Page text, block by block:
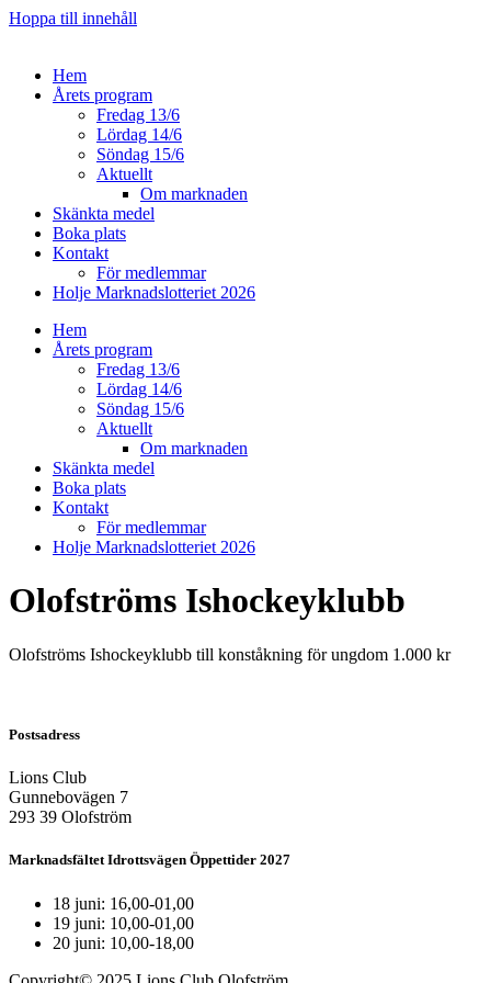
Hoppa till innehåll
Hem
Årets program
Fredag 13/6
Lördag 14/6
Söndag 15/6
Aktuellt
Om marknaden
Skänkta medel
Boka plats
Kontakt
För medlemmar
Holje Marknadslotteriet 2026
Hem
Årets program
Fredag 13/6
Lördag 14/6
Söndag 15/6
Aktuellt
Om marknaden
Skänkta medel
Boka plats
Kontakt
För medlemmar
Holje Marknadslotteriet 2026
Olofströms Ishockeyklubb
Olofströms Ishockeyklubb till konståkning för ungdom 1.000 kr
Postsadress
Lions Club
Gunnebovägen 7
293 39 Olofström
Marknadsfältet Idrottsvägen Öppettider 2027
18 juni: 16,00-01,00
19 juni: 10,00-01,00
20 juni: 10,00-18,00